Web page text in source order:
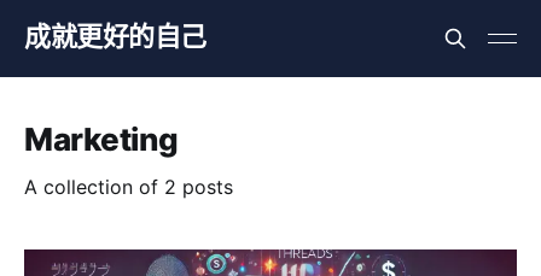
成就更好的自己
Marketing
A collection of 2 posts